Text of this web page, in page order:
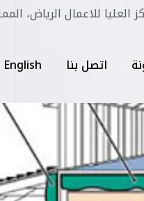
العليا للاعمال الرياض،
اتصل بنا English